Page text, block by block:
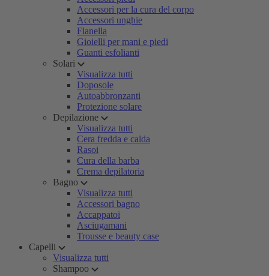
Accessori per la cura del corpo
Accessori unghie
Flanella
Gioielli per mani e piedi
Guanti esfolianti
Solari
Visualizza tutti
Doposole
Autoabbronzanti
Protezione solare
Depilazione
Visualizza tutti
Cera fredda e calda
Rasoi
Cura della barba
Crema depilatoria
Bagno
Visualizza tutti
Accessori bagno
Accappatoi
Asciugamani
Trousse e beauty case
Capelli
Visualizza tutti
Shampoo